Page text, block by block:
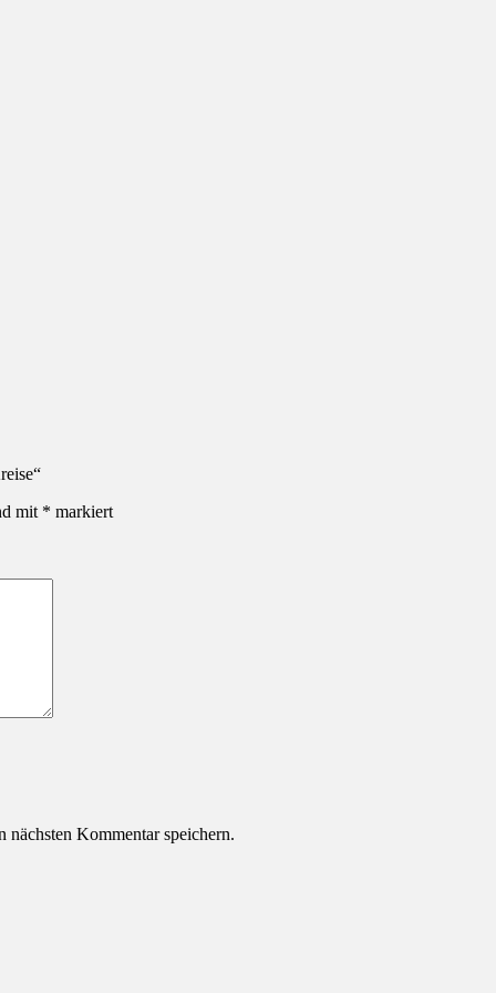
mit * markiert
Kommentar speichern.